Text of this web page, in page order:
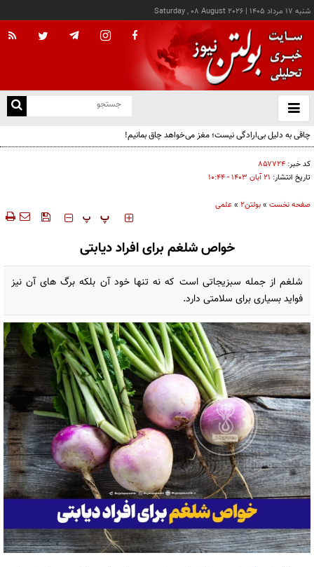
شنبه ۱۷ مرداد ۱۴۰۵ |
Saturday , 08 August 2026
باز
و
چاقی به دلیل بی‌ارادگی نیست؛ مغز می‌خواهد چاق بمانیم!
کد خبر: ۸۵۷۷۲۴
تاریخ انتشار: ۲۱ آبان ۱۴۰۳ - ۱۰:۴۴
صفحه نخست »بولتن2 »علمی
‍‍‍ پ پ
خواص شلغم برای افراد دیابتی
شلغم از جمله سبزیجاتی است که نه‌ تنها خود آن بلکه برگ‌ های آن نیز
فواید بسیاری برای سلامتی دارد.